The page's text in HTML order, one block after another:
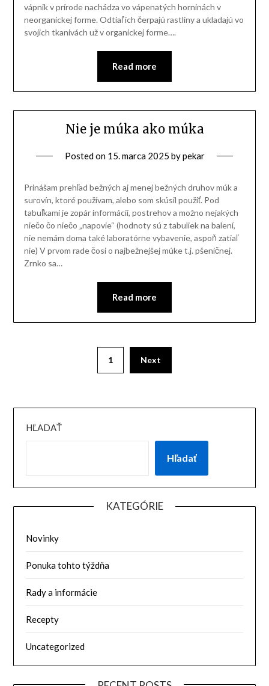
vápnik v prírode nachádza vo vápenatých horninách v
neorganickej forme. Odtiaľ ich čerpajú rastliny a ukladajú vo
svojich tkanivách už v organickej forme….
Read more
Nie je múka ako múka
Posted on 15. marca 2025 bypekar
Prinášam prehľad bežných aj menej bežných druhov múk a
surovín, ktoré používam, alebo som skúsil použiť. Pod
tabuľkami je zopár informácií, postrehov a možno nejakých
niečo čo niečo „napovie“ (hodnoty sú z tabuliek na balení,
nie nemám doma také laboratórne vybavenie, aspoň zatiaľ
nie) V prvom rade čosi o najbežnejšej múke t.j. pšeničnej.
Zrnko sa…
Read more
1 Next
HĽADAŤ
Hľadať
KATEGÓRIE
Novinky
Ponuka tohto týždňa
Rady a informácie
Recepty
Uncategorized